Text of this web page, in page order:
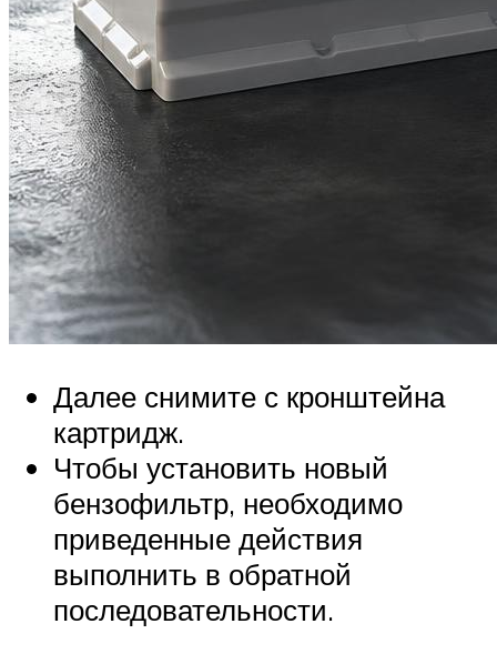
Далее снимите с кронштейна
картридж.
Чтобы установить новый
бензофильтр, необходимо
приведенные действия
выполнить в обратной
последовательности.